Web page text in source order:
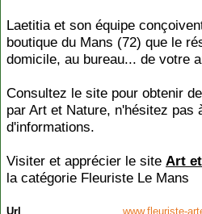
Laetitia et son équipe
boutique du Mans (72) que le
domicile, au bureau... de votre
Consultez le site pour obtenir
par Art et Nature, n'hésitez pas
d'informations.
Visiter et apprécier le site Art
la catégorie Fleuriste Le Mans
Url
www.fleuriste-